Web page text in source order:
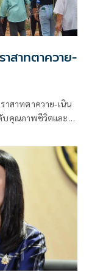
สาทตาควาย-
าสาทตาควาย-เนิน
บคุณภาพชีวิตและ